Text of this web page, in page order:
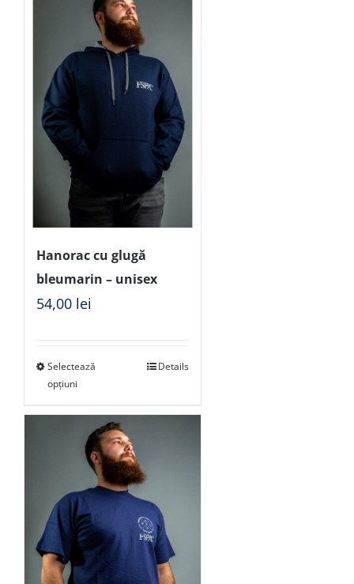
Hanorac cu glugă
bleumarin – unisex
54,00 lei
Selectează
opțiuni
Details